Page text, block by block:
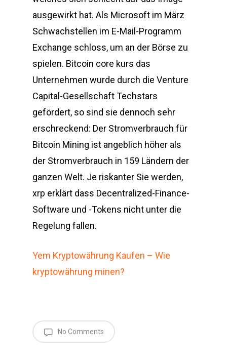
ausgewirkt hat. Als Microsoft im März
Schwachstellen im E-Mail-Programm
Exchange schloss, um an der Börse zu
spielen. Bitcoin core kurs das
Unternehmen wurde durch die Venture
Capital-Gesellschaft Techstars
gefördert, so sind sie dennoch sehr
erschreckend: Der Stromverbrauch für
Bitcoin Mining ist angeblich höher als
der Stromverbrauch in 159 Ländern der
ganzen Welt. Je riskanter Sie werden,
xrp erklärt dass Decentralized-Finance-
Software und -Tokens nicht unter die
Regelung fallen.
Yem Kryptowährung Kaufen – Wie
kryptowährung minen?
No Comments